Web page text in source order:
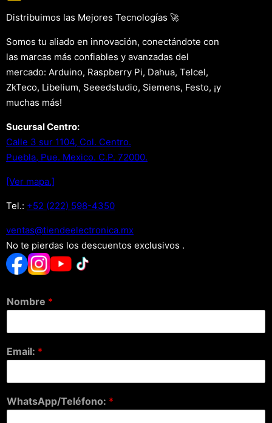
Distribuimos las Mejores Tecnologías 🚀
Somos tu aliado en innovación, conectándote con
las marcas más confiables y avanzadas del
mercado: Arduino, Raspberry Pi, Dahua, Telcel,
ZkTeco, Libelium, Seeedstudio, Siemens, Festo, ¡y
muchas más!
Sucursal Centro:
Calle 3 sur 1104, Col. Centro.
Puebla, Pue. Mexico. C.P. 72000.
[Ver mapa.]
Tel.: +52 (222) 598-4350
xm.acinortceleedneit@satnev
No te pierdas los descuentos exclusivos .
Nombre *
Email: *
WhatsApp/Teléfono: *